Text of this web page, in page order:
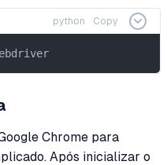
python Copy
Chrome para
Após inicializar o